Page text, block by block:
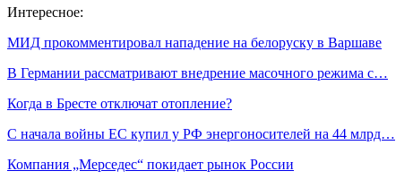
Интересное:
МИД прокомментировал нападение на белоруску в Варшаве
В Германии рассматривают внедрение масочного режима с…
Когда в Бресте отключат отопление?
С начала войны ЕС купил у РФ энергоносителей на 44 млрд…
Компания „Мерседес“ покидает рынок России